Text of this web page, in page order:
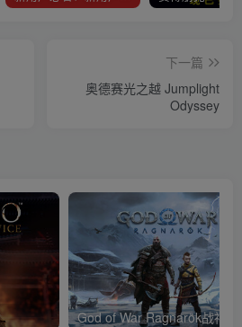
下一篇
奥德赛光之越 Jumplight
Odyssey